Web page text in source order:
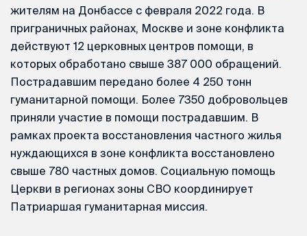
жителям на Донбассе с февраля 2022 года. В
приграничных районах, Москве и зоне конфликта
действуют 12 церковных центров помощи, в
которых обработано свыше 387 000 обращений.
Пострадавшим передано более 4 250 тонн
гуманитарной помощи. Более 7350 добровольцев
приняли участие в помощи пострадавшим. В
рамках проекта восстановления частного жилья
нуждающихся в зоне конфликта восстановлено
свыше 780 частных домов. Социальную помощь
Церкви в регионах зоны СВО координирует
Патриаршая гуманитарная миссия.